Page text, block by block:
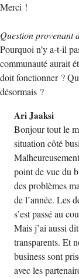
Merci !
Question provenant
Pourquoi n’y a-t-il
communauté aurait
doit fonctionner ?
désormais ?
Ari Jaaksi
Bonjour tout le
situation côté
point de vue du
des problèmes
de l’année. Les
s’est passé au
Mais j’ai aussi
transparents. Et
business sont
avec les